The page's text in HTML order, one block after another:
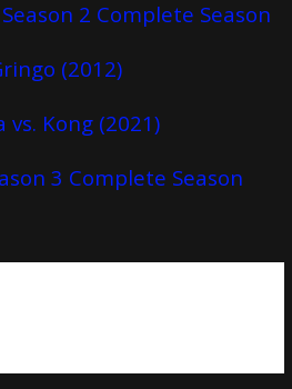
2 Complete Season
(2012)
vs. Kong (2021)
3 Complete Season